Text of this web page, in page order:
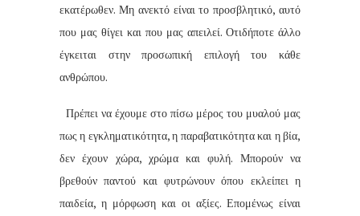
εκατέρωθεν. Μη ανεκτό είναι το προσβλητικό, αυτό
που μας θίγει και που μας απειλεί. Οτιδήποτε άλλο
έγκειται στην προσωπική επιλογή του κάθε
ανθρώπου.
Πρέπει να έχουμε στο πίσω μέρος του μυαλού μας
πως η εγκληματικότητα, η παραβατικότητα και η βία,
δεν έχουν χώρα, χρώμα και φυλή. Μπορούν να
βρεθούν παντού και φυτρώνουν όπου εκλείπει η
παιδεία, η μόρφωση και οι αξίες. Επομένως είναι